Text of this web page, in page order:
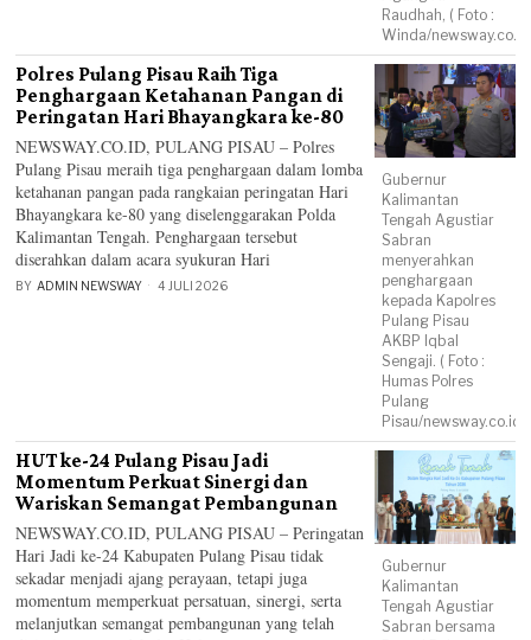
Raudhah, ( Foto :
Winda/
Gubernur
Kalimantan
Tengah Agustiar
Sabran
menyerahkan
penghargaan
kepada Kapolres
Pulang Pisau
AKBP Iqbal
Sengaji. ( Foto :
Humas Polres
Pulang
Pisau/newsway.co.id)
Polres Pulang Pisau Raih Tiga
Penghargaan Ketahanan Pangan di
Peringatan Hari Bhayangkara ke-80
NEWSWAY.CO.ID, PULANG PISAU – Polres
Pulang Pisau meraih tiga penghargaan dalam lomba
ketahanan pangan pada rangkaian peringatan Hari
Bhayangkara ke-80 yang diselenggarakan Polda
Kalimantan Tengah. Penghargaan tersebut
diserahkan dalam acara syukuran Hari
BY ADMIN NEWSWAY 4 JULI 2026
Gubernur
Kalimantan
Tengah Agustiar
Sabran bersama
HUT ke-24 Pulang Pisau Jadi
Momentum Perkuat Sinergi dan
Wariskan Semangat Pembangunan
NEWSWAY.CO.ID, PULANG PISAU – Peringatan
Hari Jadi ke-24 Kabupaten Pulang Pisau tidak
sekadar menjadi ajang perayaan, tetapi juga
momentum memperkuat persatuan, sinergi, serta
melanjutkan semangat pembangunan yang telah